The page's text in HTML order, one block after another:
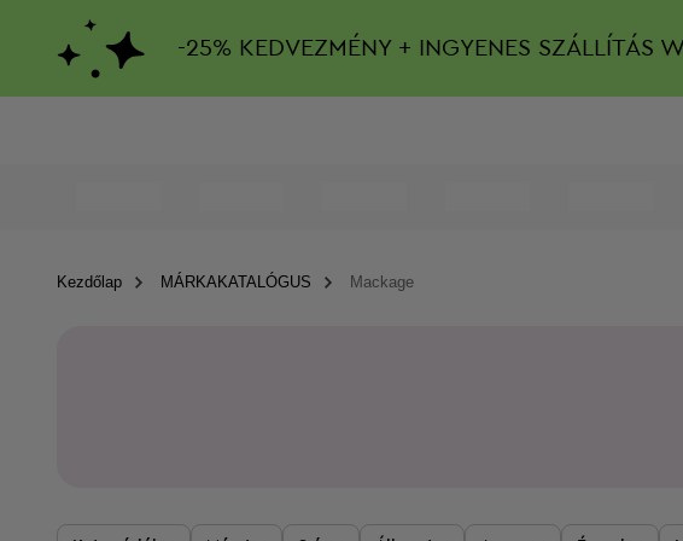
-25% KEDVEZMÉNY + INGYENES SZÁLLÍTÁS
Kezdőlap MÁRKAKATALÓGUS Mackage